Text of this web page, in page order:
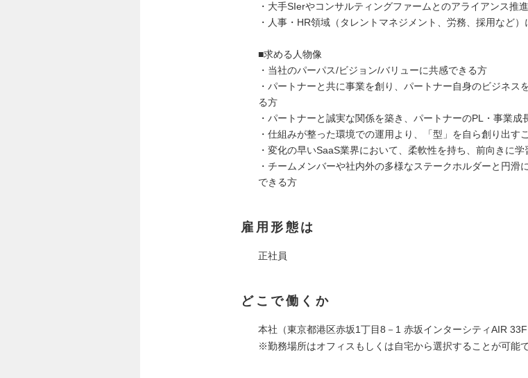
・大手SIerやコンサルティングファームとのアライアンス推
・人事・HR領域（タレントマネジメント、労務、採用など
■求める人物像
・当社のパーパス/ビジョン/バリューに共感できる方
・パートナーと共に事業を創り、パートナー自身のビジネス
る方
・パートナーと誠実な関係を築き、パートナーのPL・事業
・仕組みが整った環境での運用より、「型」を自ら創り出す
・変化の早いSaaS業界において、柔軟性を持ち、前向きに
・チームメンバーや社内外の多様なステークホルダーと円滑
できる方
雇用形態は
正社員
どこで働くか
本社（東京都港区赤坂1丁目8－1 赤坂インターシティAIR 33F
※勤務場所はオフィスもしくは自宅から選択することが可能で